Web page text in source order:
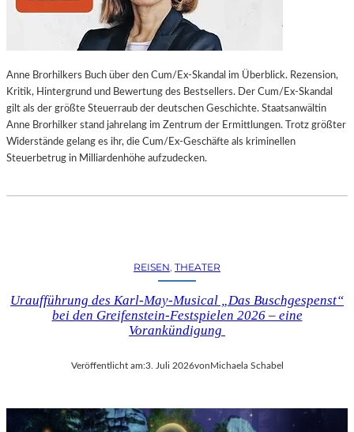
U
G
S
B
E
R
S
H
A
B
K
U
Anne Brorhilkers Buch über den Cum/Ex-Skandal im Überblick. Rezension,
Kritik, Hintergrund und Bewertung des Bestsellers. Der Cum/Ex-Skandal
gilt als der größte Steuerraub der deutschen Geschichte. Staatsanwältin
Anne Brorhilker stand jahrelang im Zentrum der Ermittlungen. Trotz größter
Widerstände gelang es ihr, die Cum/Ex-Geschäfte als kriminellen
Steuerbetrug in Milliardenhöhe aufzudecken.
REISEN, THEATER
Uraufführung des Karl-May-Musical „Das Buschgespenst“
bei den Greifenstein-Festspielen 2026 – eine
Vorankündigung
Veröffentlicht am:3. Juli 2026vonMichaela Schabel